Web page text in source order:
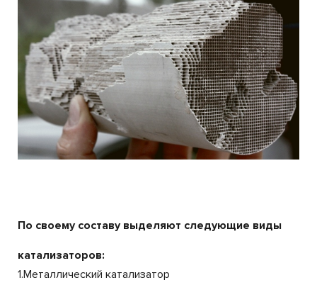
По своему составу выделяют следующие виды
катализаторов:
1.Металлический катализатор